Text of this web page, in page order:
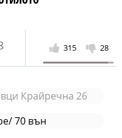
315 28
Крайречна 26
70 вън